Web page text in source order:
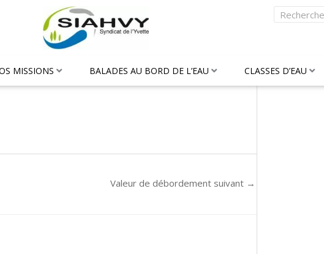
Rechercher
MISSIONS BALADES AU BORD DE L’EAU CLASSES D’EAU
Valeur de débordement suivant →